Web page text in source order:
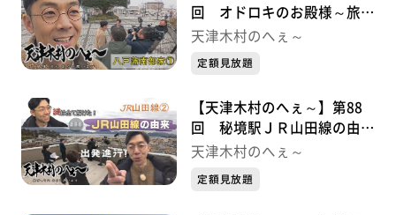
回 オドロキのお殿様～旅の
始まり～ 八戸藩南部家シリ
天津木村のへぇ～
定額見放題
【天津木村のへぇ～】第88
回 秘境駅ＪＲ山田線の由来
が解明！ ＪＲ山田線シリー
天津木村のへぇ～
定額見放題